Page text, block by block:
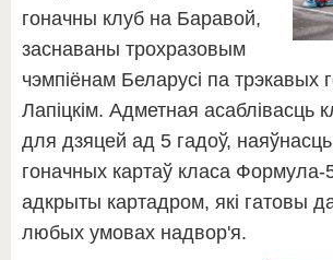
гоначны клуб на Баравой,
заснаваны трохразовым
чэмпіёнам Беларусі па трэкавых
Лапіцкім. Адметная асаблівасць
для дзяцей ад 5 гадоў,
гоначных картаў класа Формула-
адкрыты картадром, які гатовы
любых умовах надвор'я.